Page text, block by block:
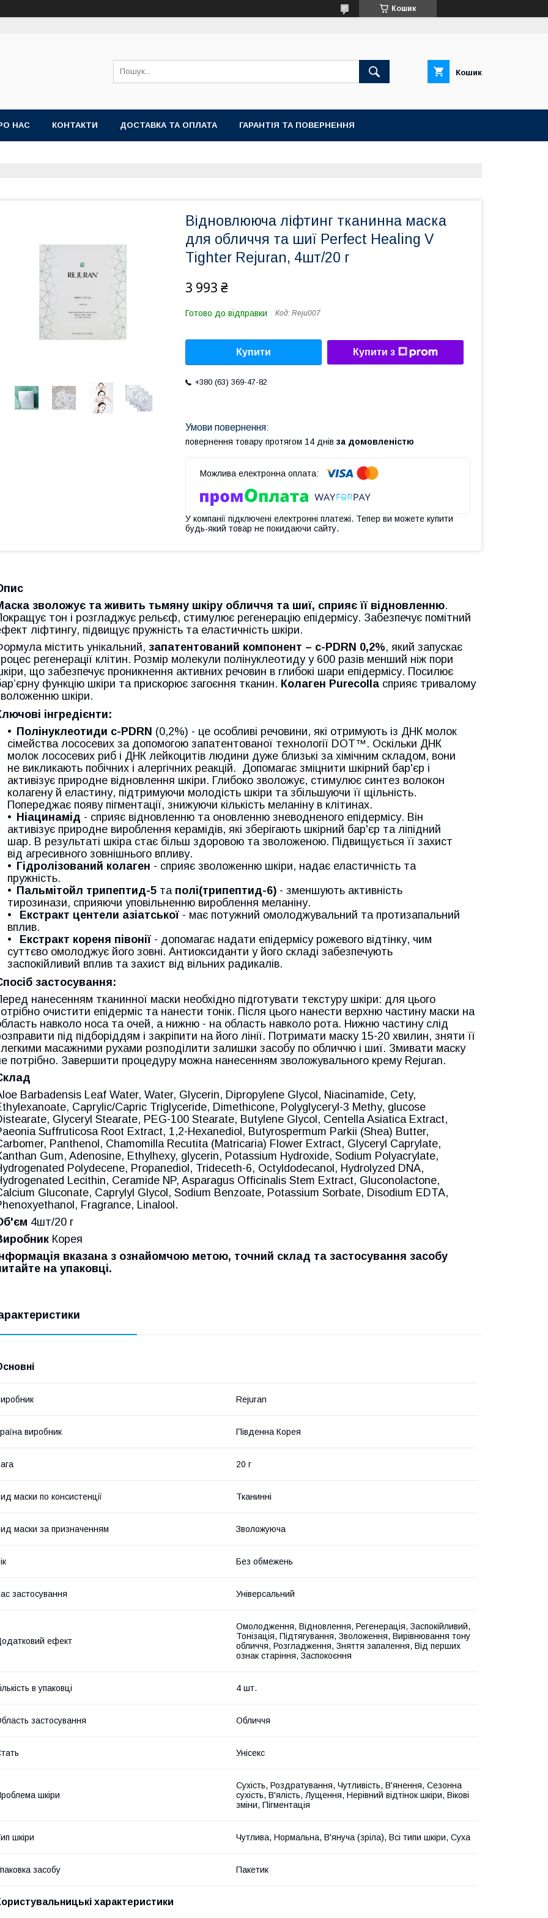
Кошик
Кошик
НАС КОНТАКТИ ДОСТАВКА ТА ОПЛАТА ГАРАНТІЯ ТА ПОВЕРНЕННЯ
Відновлююча ліфтинг тканинна маска
для обличчя та шиї Perfect Healing V
Tighter Rejuran, 4шт/20 г
3 993 ₴
Готово до відправки Код: Reju007
Купити Купити з
+380 (63) 369-47-82
повернення товару протягом 14 днів за домовленістю
У компанії підключені електронні платежі. Тепер ви можете купити
будь-який товар не покидаючи сайту.
зволожує та живить тьмяну шкіру обличчя та шиї, сприяє її відновленню.
тон і розгладжує рельєф, стимулює регенерацію епідермісу. Забезпечує помітний
ліфтингу, підвищує пружність та еластичність шкіри.
містить унікальний, запатентований компонент – c-PDRN 0,2%, який запускає
регенерації клітин. Розмір молекули полінуклеотиду у 600 разів менший ніж пори
що забезпечує проникнення активних речовин в глибокі шари епідермісу. Посилює
функцію шкіри та прискорює загоєння тканин. Колаген Purecolla сприяє тривалому
шкіри.
інгредієнти:
Полінуклеотиди c-PDRN (0,2%) - це особливі речовини, які отримують із ДНК молок
сімейства лососевих за допомогою запатентованої технології DOT™. Оскільки ДНК
молок лососевих риб і ДНК лейкоцитів людини дуже близькі за хімічним складом, вони
не викликають побічних і алергічних реакцій. Допомагає зміцнити шкірний бар'єр і
активізує природне відновлення шкіри. Глибоко зволожує, стимулює синтез волокон
колагену й еластину, підтримуючи молодість шкіри та збільшуючи її щільність.
Попереджає появу пігментації, знижуючи кількість меланіну в клітинах.
Ніацинамід - сприяє відновленню та оновленню зневодненого епідермісу. Він
активізує природне вироблення керамідів, які зберігають шкірний бар'єр та ліпідний
шар. В результаті шкіра стає більш здоровою та зволоженою. Підвищується її захист
від агресивного зовнішнього впливу.
Гідролізований колаген - сприяє зволоженню шкіри, надає еластичність та
пружність.
Пальмітойл трипептид-5 та полі(трипептид-6) - зменшують активність
тирозинази, сприяючи уповільненню вироблення меланіну.
Екстракт центели азіатської - має потужний омолоджувальний та протизапальний
вплив.
Екстракт кореня півонії - допомагає надати епідермісу рожевого відтінку, чим
суттєво омолоджує його зовні. Антиоксиданти у його складі забезпечують
заспокійливий вплив та захист від вільних радикалів.
застосування:
нанесенням тканинної маски необхідно підготувати текстуру шкіри: для цього
очистити епідерміс та нанести тонік. Після цього нанести верхню частину маски на
навколо носа та очей, а нижню - на область навколо рота. Нижню частину слід
під підборіддям і закріпити на його лінії. Потримати маску 15-20 хвилин, зняти її
легкими масажними рухами розподілити залишки засобу по обличчю і шиї. Змивати маску
потрібно. Завершити процедуру можна нанесенням зволожувального крему Rejuran.
Barbadensis Leaf Water, Water, Glycerin, Dipropylene Glycol, Niacinamide, Cety,
Caprylic/Capric Triglyceride, Dimethicone, Polyglyceryl-3 Methy, glucose
Glyceryl Stearate, PEG-100 Stearate, Butylene Glycol, Centella Asiatica Extract,
Suffruticosa Root Extract, 1,2-Hexanediol, Butyrospermum Parkii (Shea) Butter,
Panthenol, Chamomilla Recutita (Matricaria) Flower Extract, Glyceryl Caprylate,
Gum, Adenosine, Ethylhexy, glycerin, Potassium Hydroxide, Sodium Polyacrylate,
Polydecene, Propanediol, Trideceth-6, Octyldodecanol, Hydrolyzed DNA,
Lecithin, Ceramide NP, Asparagus Officinalis Stem Extract, Gluconolactone,
Gluconate, Caprylyl Glycol, Sodium Benzoate, Potassium Sorbate, Disodium EDTA,
Fragrance, Linalool.
4шт/20 г
Корея
вказана з ознайомчою метою, точний склад та застосування засобу
на упаковці.
Rejuran
виробник Південна Корея
20 г
маски по консистенції Тканинні
маски за призначенням Зволожуюча
Без обмежень
застосування Універсальний
ефект
Омолодження, Відновлення, Регенерація, Заспокійливий,
Тонізація, Підтягування, Зволоження, Вирівнювання тону
обличчя, Розгладження, Зняття запалення, Від перших
ознак старіння, Заспокоєння
в упаковці 4 шт.
застосування Обличчя
Унісекс
шкіри
Сухість, Роздратування, Чутливість, В'янення, Сезонна
сухість, В'ялість, Лущення, Нерівний відтінок шкіри, Вікові
зміни, Пігментація
шкіри Чутлива, Нормальна, В'януча (зріла), Всі типи шкіри, Суха
засобу Пакетик
характеристики